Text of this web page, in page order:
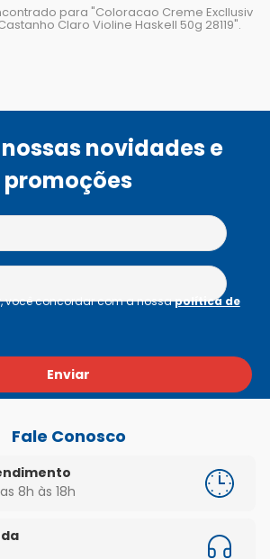
para "Coloracao Creme Excllusiv
Claro Violine Haskell 50g 28119".
novidades e
promoções
Enviar
você concordar com a nossapolítica de
Fale Conosco
8h às 18h